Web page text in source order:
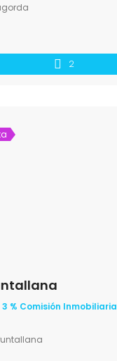
2
3 % Comisión Inmobiliaria